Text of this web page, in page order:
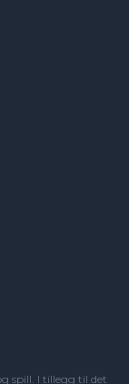
spill. I tillegg til det